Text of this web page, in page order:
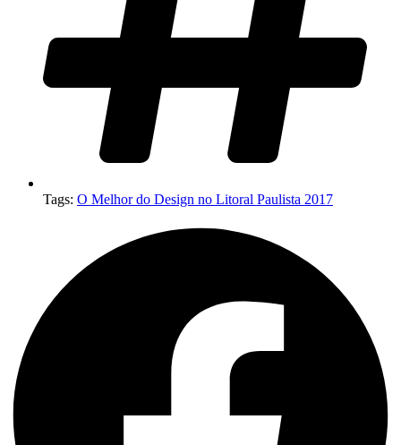
Tags: O Melhor do Design no Litoral Paulista 2017